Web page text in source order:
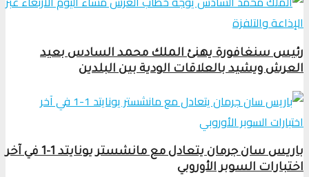
رئيس سنغافورة يهنئ الملك محمد السادس بعيد
العرش ويشيد بالعلاقات الودية بين البلدين
باريس سان جرمان يتعادل مع مانشستر يونايتد 1-1 في آخر
اختبارات السوبر الأوروبي